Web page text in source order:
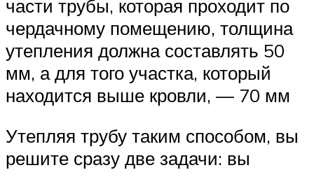
части трубы, которая проходит по
чердачному помещению, толщина
утепления должна составлять 50
мм, а для того участка, который
находится выше кровли, — 70 мм
Утепляя трубу таким способом, вы
решите сразу две задачи: вы